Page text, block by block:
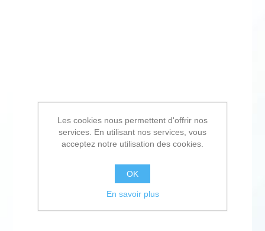
Les cookies nous permettent d'offrir nos
services. En utilisant nos services, vous
acceptez notre utilisation des cookies.
OK
En savoir plus